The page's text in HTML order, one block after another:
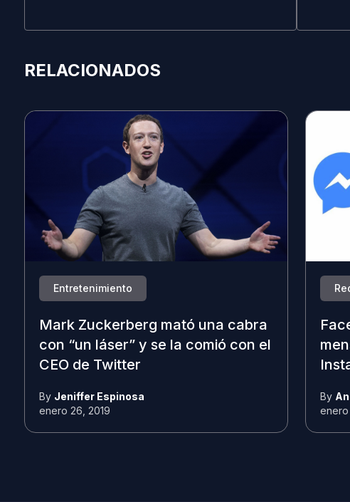
RELACIONADOS
Entretenimiento
Mark Zuckerberg mató una cabra
con “un láser” y se la comió con el
CEO de Twitter
By Jeniffer Espinosa
enero 26, 2019
By
enero